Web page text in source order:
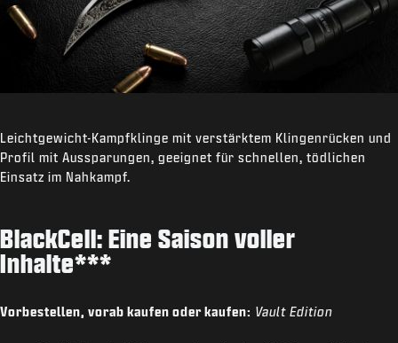
Leichtgewicht-Kampfklinge mit verstärktem Klingenrücken und
Profil mit Aussparungen, geeignet für schnellen, tödlichen
Einsatz im Nahkampf.
BlackCell: Eine Saison voller
Inhalte***
Vorbestellen, vorab kaufen oder kaufen: Vault Edition